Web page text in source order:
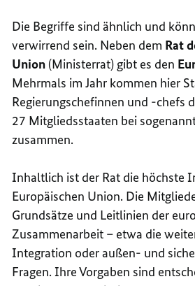
Die Begriffe sind ähnlich und
verwirrend sein. Neben dem Rat
Union (Ministerrat) gibt es den
Mehrmals im Jahr kommen hier
Regierungschefinnen und -chefs
27 Mitgliedsstaaten bei
zusammen.
Inhaltlich ist der Rat die höchste
Europäischen Union. Die
Grundsätze und Leitlinien der
Zusammenarbeit – etwa die
Integration oder außen- und
Fragen. Ihre Vorgaben sind